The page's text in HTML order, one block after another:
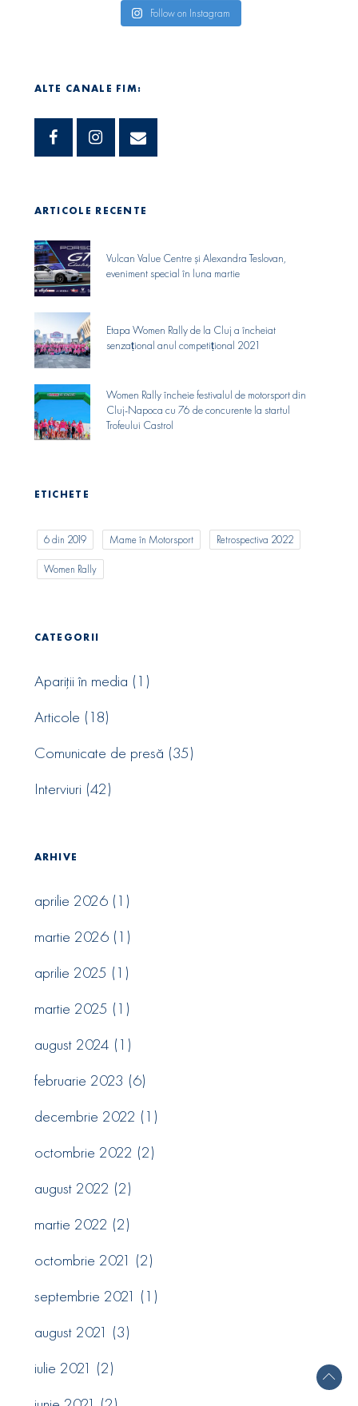
Follow on Instagram
ALTE CANALE FIM:
ARTICOLE RECENTE
Vulcan Value Centre și Alexandra Teslovan,
eveniment special în luna martie
Etapa Women Rally de la Cluj a încheiat
senzaṭional anul competiṭional 2021
Women Rally încheie festivalul de motorsport din
Cluj-Napoca cu 76 de concurente la startul
Trofeului Castrol
ETICHETE
6 din 2019 Mame în Motorsport Retrospectiva 2022
Women Rally
CATEGORII
Apariții în media (1)
Articole (18)
Comunicate de presă (35)
Interviuri (42)
ARHIVE
aprilie 2026(1)
martie 2026(1)
aprilie 2025 (1)
martie 2025 (1)
august 2024 (1)
februarie 2023 (6)
decembrie 2022 (1)
octombrie 2022 (2)
august 2022 (2)
martie 2022 (2)
octombrie 2021 (2)
septembrie 2021 (1)
august 2021 (3)
iulie 2021 (2)